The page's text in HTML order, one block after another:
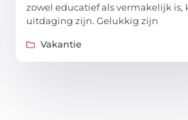
zowel educatief als vermakelijk is,
uitdaging zijn. Gelukkig zijn
Vakantie